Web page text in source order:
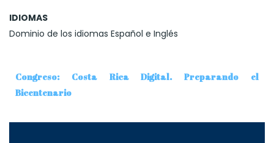
IDIOMAS
Dominio de los idiomas Español e Inglés
Congreso: Costa Rica Digital. Preparando el
Bicentenario